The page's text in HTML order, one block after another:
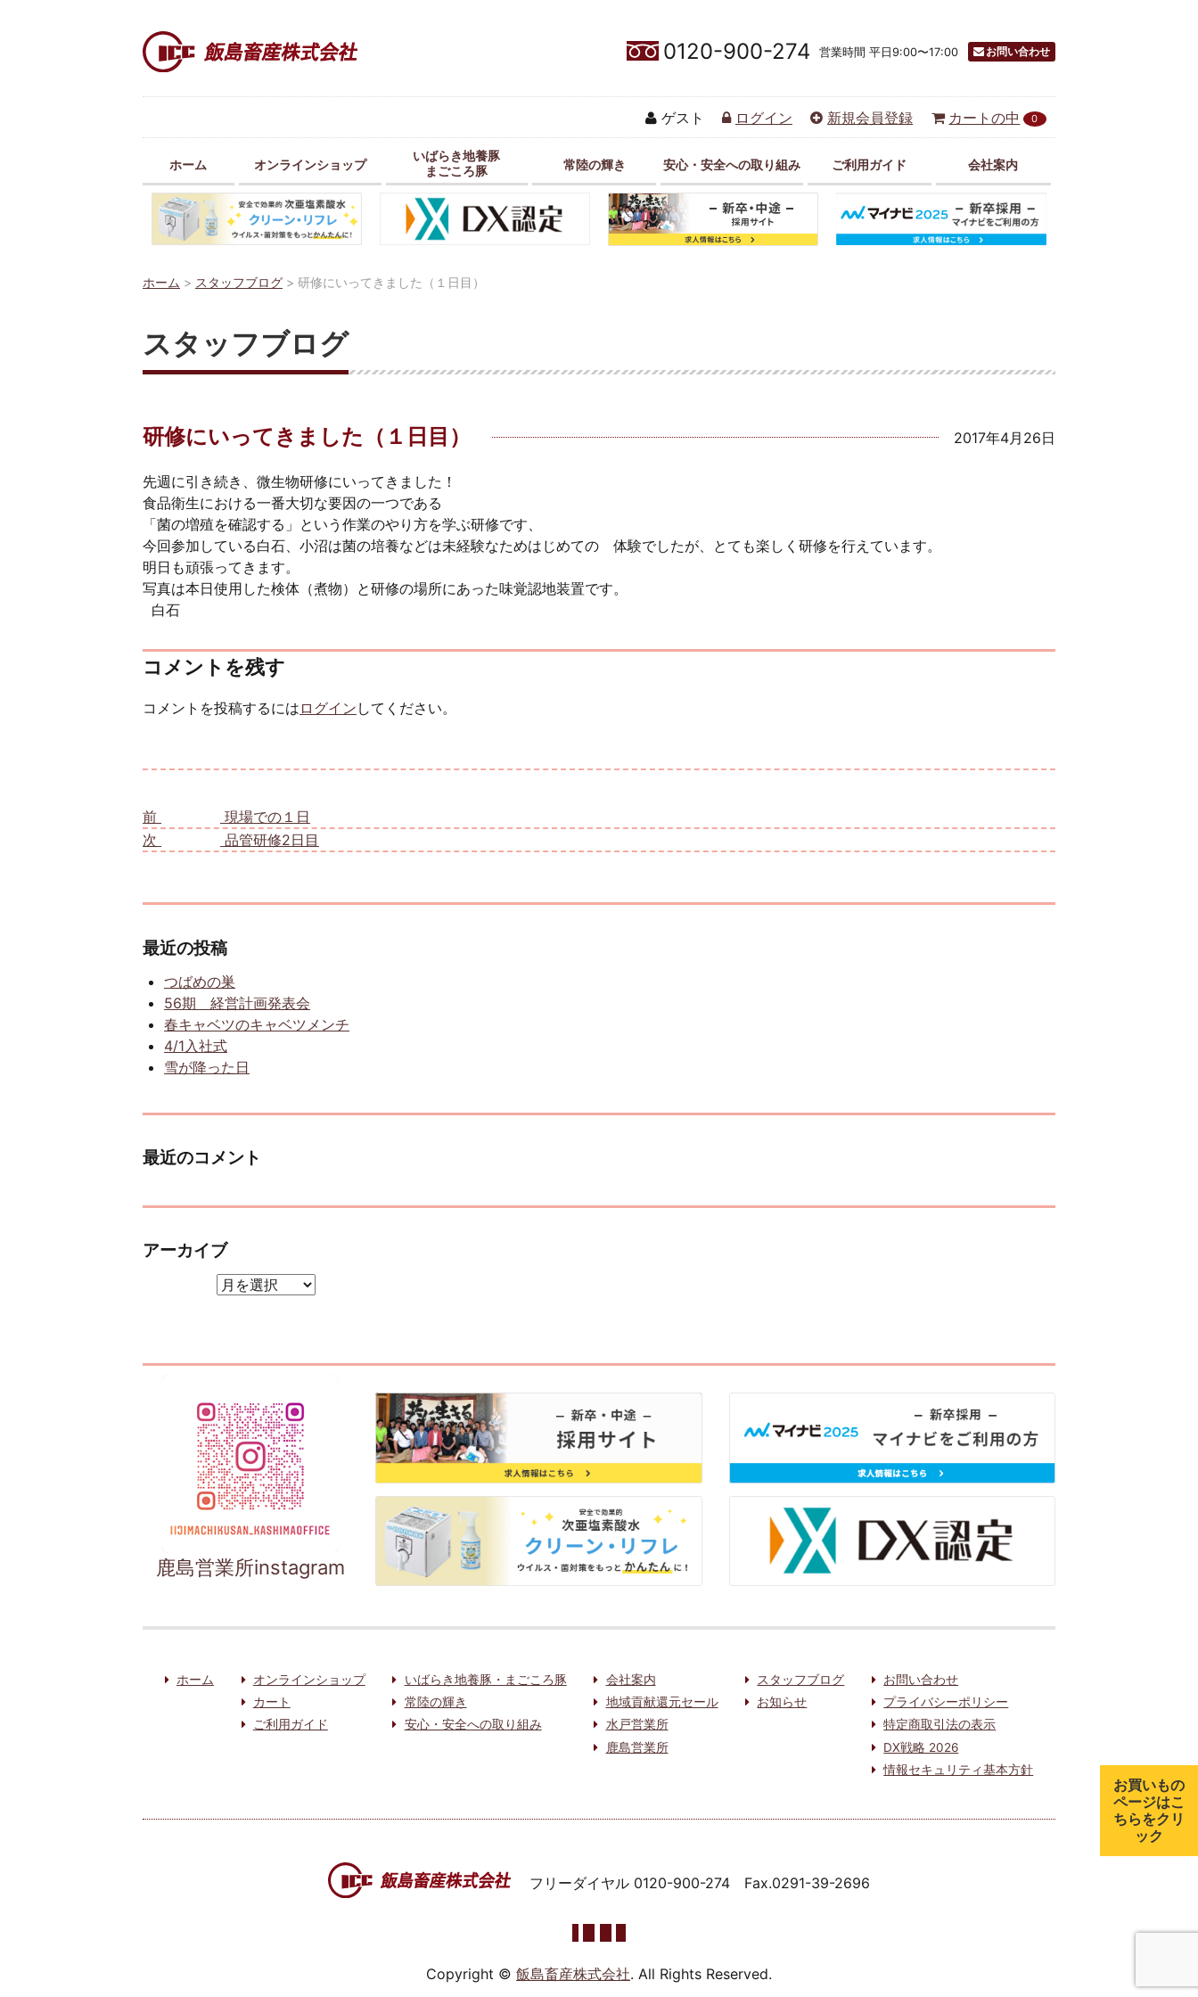
0120-900-274 営業時間 平日9:00〜17:00 お問い合わせ
ゲスト ログイン 新規会員登録 カートの中 0
ホーム オンラインショップ
いばらき地養豚
まごころ豚
常陸の輝き 安心・安全への取り組み ご利用ガイド 会社案内
ホーム > スタッフブログ > 研修にいってきました（１日目）
スタッフブログ
研修にいってきました（１日目） 2017年4月26日
先週に引き続き、微生物研修にいってきました！
食品衛生における一番大切な要因の一つである
「菌の増殖を確認する」という作業のやり方を学ぶ研修です、
今回参加している白石、小沼は菌の培養などは未経験なためはじめての 体験でしたが、とても楽しく研修を行えています。
明日も頑張ってきます。
写真は本日使用した検体（煮物）と研修の場所にあった味覚認地装置です。
白石
コメントを残す
コメントを投稿するには ログイン してください。
前
現場での１日
次
品管研修2日目
最近の投稿
つばめの巣
56期 経営計画発表会
春キャベツのキャベツメンチ
4/1入社式
雪が降った日
最近のコメント
アーカイブ
鹿島営業所instagram
ホーム
オンラインショップ
カート
ご利用ガイド
いばらき地養豚・まごころ豚
常陸の輝き
安心・安全への取り組み
会社案内
地域貢献還元セール
水戸営業所
鹿島営業所
スタッフブログ
お知らせ
お問い合わせ
プライバシーポリシー
特定商取引法の表示
DX戦略 2026
情報セキュリティ基本方針
フリーダイヤル 0120-900-274 Fax.0291-39-2696
Copyright © 飯島畜産株式会社. All Rights Reserved.
お買いもの
ページはこ
ちらをクリ
ック